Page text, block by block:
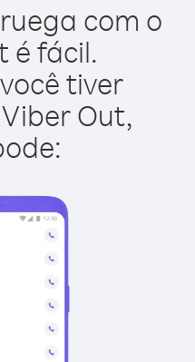
com o
é fácil.
tiver
Out,